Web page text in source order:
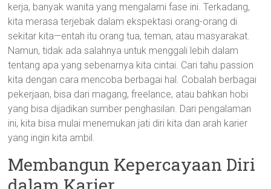
kerja, banyak wanita yang mengalami fase ini. Terkadang,
kita merasa terjebak dalam ekspektasi orang-orang di
sekitar kita—entah itu orang tua, teman, atau masyarakat.
Namun, tidak ada salahnya untuk menggali lebih dalam
tentang apa yang sebenarnya kita cintai. Cari tahu passion
kita dengan cara mencoba berbagai hal. Cobalah berbagai
pekerjaan, bisa dari magang, freelance, atau bahkan hobi
yang bisa dijadikan sumber penghasilan. Dari pengalaman
ini, kita bisa mulai menemukan jati diri kita dan arah karier
yang ingin kita ambil.
Membangun Kepercayaan Diri